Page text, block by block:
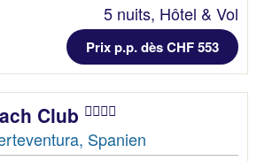
5 nuits, Hôtel & Vol
Prix p.p. dès CHF 553
Club
Spanien